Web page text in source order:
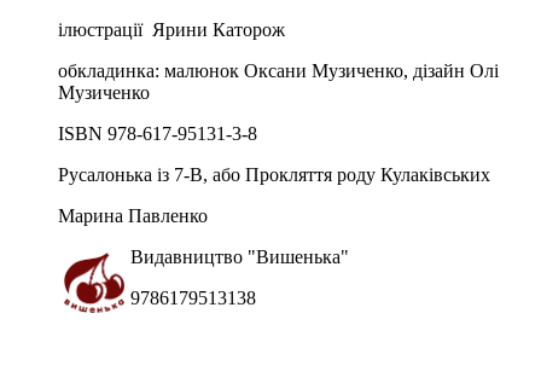
ілюстрації Ярини Каторож
обкладинка: малюнок Оксани Музиченко, дізайн Олі
Музиченко
ISBN 978-617-95131-3-8
Русалонька із 7-В, або Прокляття роду Кулаківських
Марина Павленко
Видавництво "Вишенька"
9786179513138